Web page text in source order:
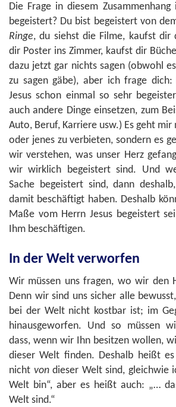
Die Frage in diesem
begeistert? Du bist begeistert von
Ringe, du siehst die Filme, kaufst dir
dir Poster ins Zimmer, kaufst dir
dazu jetzt gar nichts sagen (obwohl
zu sagen gäbe), aber ich frage
Jesus schon einmal so sehr
auch andere Dinge einsetzen, zum
Auto, Beruf, Karriere usw.) Es geht mir
oder jenes zu verbieten, sondern es
wir verstehen, was unser Herz
wir wirklich begeistert sind. Und
Sache begeistert sind, dann
damit beschäftigt haben. Deshalb
Maße vom Herrn Jesus begeistert
Ihm beschäftigen.
In der Welt verworfen
Wir müssen uns fragen, wo wir den
Denn wir sind uns sicher alle
bei der Welt nicht kostbar ist; im
hinausgeworfen. Und so müssen
dass, wenn wir Ihn besitzen wollen,
dieser Welt finden. Deshalb heißt
nicht vondieser Welt sind, gleichwie
Welt bin“, aber es heißt auch: „…
Welt sind.“